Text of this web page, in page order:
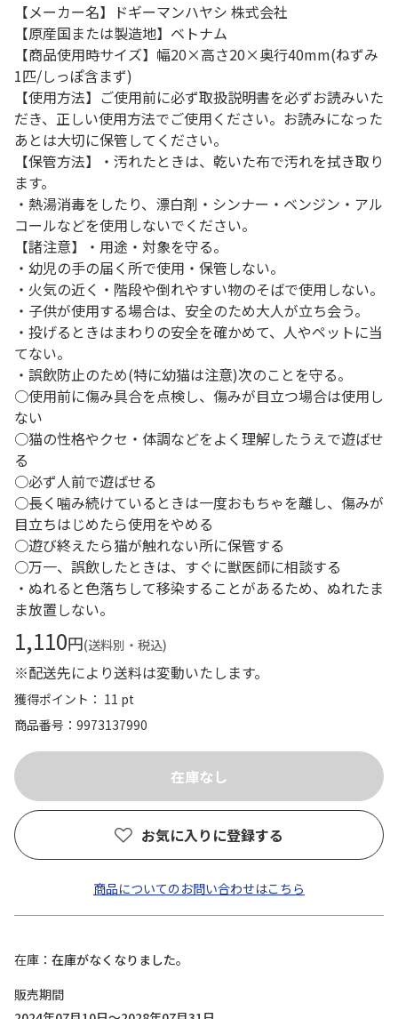
【メーカー名】ドギーマンハヤシ 株式会社
【原産国または製造地】ベトナム
【商品使用時サイズ】幅20×高さ20×奥行40mm(ねずみ
1匹/しっぽ含まず)
【使用方法】ご使用前に必ず取扱説明書を必ずお読みいた
だき、正しい使用方法でご使用ください。お読みになった
あとは大切に保管してください。
【保管方法】・汚れたときは、乾いた布で汚れを拭き取り
ます。
・熱湯消毒をしたり、漂白剤・シンナー・ベンジン・アル
コールなどを使用しないでください。
【諸注意】・用途・対象を守る。
・幼児の手の届く所で使用・保管しない。
・火気の近く・階段や倒れやすい物のそばで使用しない。
・子供が使用する場合は、安全のため大人が立ち会う。
・投げるときはまわりの安全を確かめて、人やペットに当
てない。
・誤飲防止のため(特に幼猫は注意)次のことを守る。
○使用前に傷み具合を点検し、傷みが目立つ場合は使用し
ない
○猫の性格やクセ・体調などをよく理解したうえで遊ばせ
る
○必ず人前で遊ばせる
○長く噛み続けているときは一度おもちゃを離し、傷みが
目立ちはじめたら使用をやめる
○遊び終えたら猫が触れない所に保管する
○万一、誤飲したときは、すぐに獣医師に相談する
・ぬれると色落ちして移染することがあるため、ぬれたま
ま放置しない。
1,110円(送料別・税込)
※配送先により送料は変動いたします。
獲得ポイント： 11 pt
商品番号
9973137990
お気に入りに登録する
商品についてのお問い合わせはこちら
在庫
在庫がなくなりました。
販売期間